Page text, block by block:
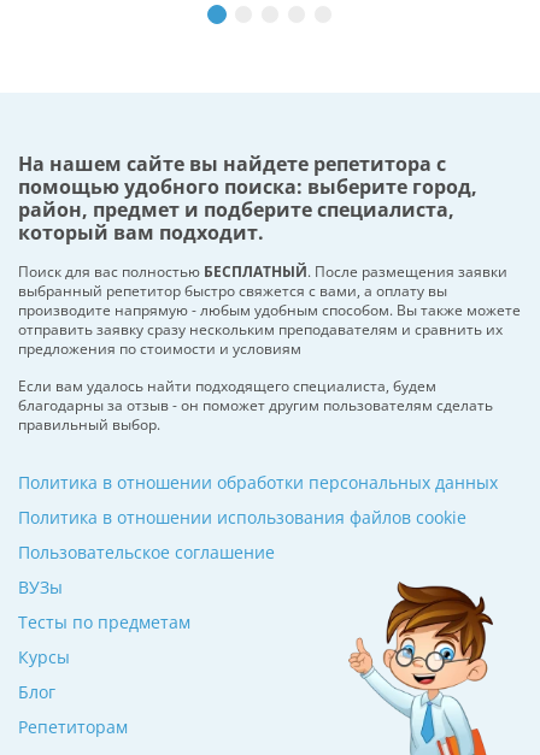
На нашем сайте вы найдете репетитора с
помощью удобного поиска: выберите город,
район, предмет и подберите специалиста,
который вам подходит.
Поиск для вас полностью БЕСПЛАТНЫЙ. После размещения заявки
выбранный репетитор быстро свяжется с вами, а оплату вы
производите напрямую - любым удобным способом. Вы также можете
отправить заявку сразу нескольким преподавателям и сравнить их
предложения по стоимости и условиям
Если вам удалось найти подходящего специалиста, будем
благодарны за отзыв - он поможет другим пользователям сделать
правильный выбор.
ВУЗы
Тесты по предметам
Курсы
Блог
Репетиторам
Политика в отношении обработки персональных данных
Политика в отношении использования файлов cookie
Пользовательское соглашение